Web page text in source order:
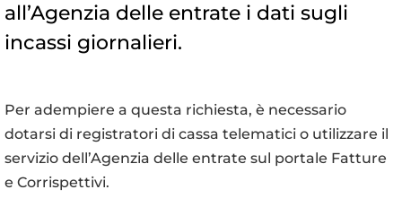
all’Agenzia delle entrate i dati sugli
incassi giornalieri.
Per adempiere a questa richiesta, è necessario
dotarsi di registratori di cassa telematici o utilizzare il
servizio dell’Agenzia delle entrate sul portale Fatture
e Corrispettivi.